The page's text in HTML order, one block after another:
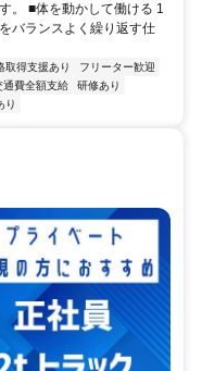
。 ■体を動かして働ける 1
バランスよく繰り返す仕
取得支援あり
フリーター歓迎
通費全額支給
研修あり
り